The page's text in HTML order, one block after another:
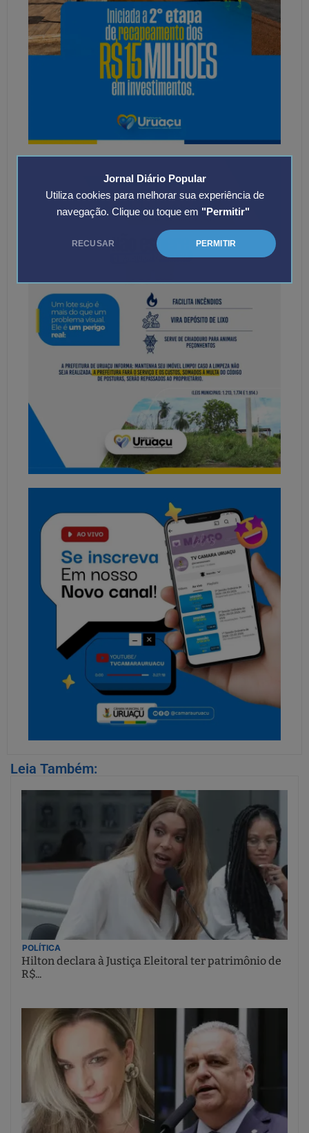
Jornal Diário Popular
Utiliza cookies para melhorar sua experiência de
navegação. Clique ou toque em "Permitir"
RECUSAR PERMITIR
Leia Também:
POLÍTICA
Hilton declara à Justiça Eleitoral ter patrimônio de
R$...